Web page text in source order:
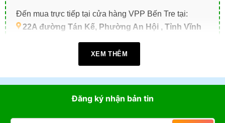
Đến mua trực tiếp tại cửa hàng VPP Bến Tre tại:
22A đường Tán Kế, Phường An Hội , Tỉnh Vĩnh
07h30 - 17h30(Từ: Thứ 2 đến Thứ 7,
Đặt mua online tại website https://vppbentre.vn
Đặt mua qua điện thoại:
0869.03.9090
096.339.3566
XEM THÊM
Đăng ký nhận bản tin